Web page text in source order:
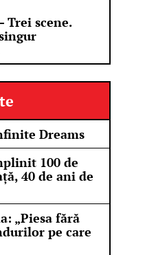
Trei scene.
Dreams
100 de
40 de ani de
„Piesa fără
pe care